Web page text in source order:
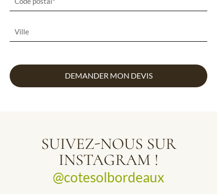
DEMANDER MON DEVIS
SUIVEZ-NOUS SUR
INSTAGRAM !
@cotesolbordeaux